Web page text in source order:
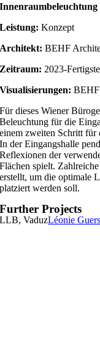
Innenraumbeleuchtung
Leistung: Konzept
Architekt: BEHF
Zeitraum: 2023-
Visualisierungen:
Für dieses Wiener
Beleuchtung für die
einem zweiten Schritt für
In der Eingangshalle
Reflexionen der
Flächen spielt.
erstellt, um die optimale
platziert werden soll.
Further Projects
LLB, VaduzLéonie Guers